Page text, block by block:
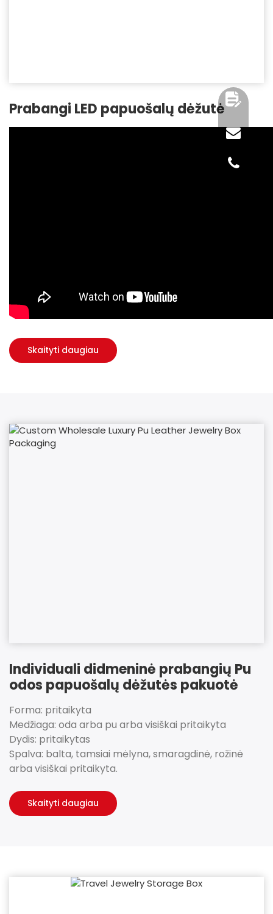
Prabangi LED papuošalų dėžutė
Skaityti daugiau
Individuali didmeninė prabangių Pu
odos papuošalų dėžutės pakuotė
Forma: pritaikyta
Medžiaga: oda arba pu arba visiškai pritaikyta
Dydis: pritaikytas
Spalva: balta, tamsiai mėlyna, smaragdinė, rožinė
arba visiškai pritaikyta.
Skaityti daugiau